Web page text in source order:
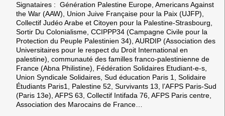
Signataires : Génération Palestine Europe, Americans Against
the War (AAW), Union Juive Française pour la Paix (UJFP),
Collectif Judéo Arabe et Citoyen pour la Palestine-Strasbourg,
Sortir Du Colonialisme, CCIPPP34 (Campagne Civile pour la
Protection du Peuple Palestinien 34), AURDIP (Association des
Universitaires pour le respect du Droit International en
palestine), communauté des familles franco-palestinienne de
France (Abna Philistine), Fédération Solidaires Etudiant-e-s,
Union Syndicale Solidaires, Sud éducation Paris 1, Solidaire
Étudiants Paris1, Palestine 52, Survivants 13, l’AFPS Paris-Sud
(Paris 13e), AFPS 63, Collectif Intifada 76, AFPS Paris centre,
Association des Marocains de France…